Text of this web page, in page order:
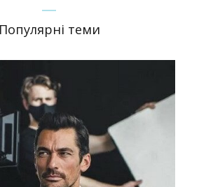
Популярні теми